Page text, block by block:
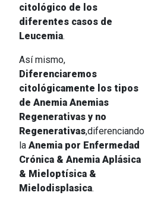
citológico de los
diferentes casos de
Leucemia.
Así mismo,
Diferenciaremos
citológicamente los tipos
de Anemia Anemias
Regenerativas y no
Regenerativas,diferenciando
la Anemia por Enfermedad
Crónica & Anemia Aplásica
& Mieloptísica &
Mielodisplasica.